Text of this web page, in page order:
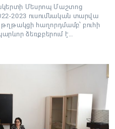
Մեսրոպ Մաշտոց
2023 ուսումնական տարվա
հաղորդմամբ՝ բուհի
ձեռքբերում է…